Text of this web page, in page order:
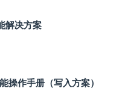
解决方案
操作手册（写入方案）